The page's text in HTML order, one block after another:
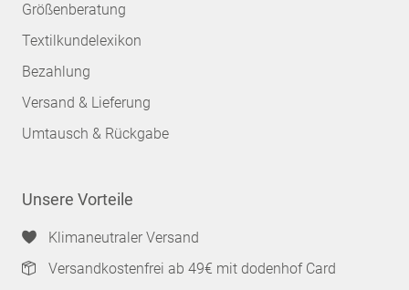
Größenberatung
Textilkundelexikon
Bezahlung
Versand & Lieferung
Umtausch & Rückgabe
Unsere Vorteile
Klimaneutraler Versand
Versandkostenfrei ab 49€ mit dodenhof Card